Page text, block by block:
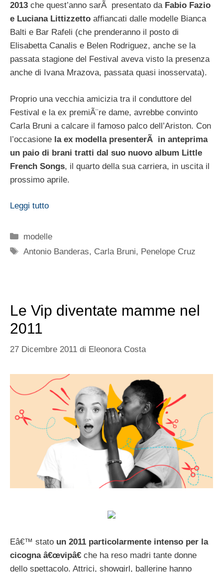
2013 che quest’anno sarÃ presentato da Fabio Fazio
e Luciana Littizzetto affiancati dalle modelle Bianca
Balti e Bar Rafeli (che prenderanno il posto di
Elisabetta Canalis e Belen Rodriguez, anche se la
passata stagione del Festival aveva visto la presenza
anche di Ivana Mrazova, passata quasi inosservata).
Proprio una vecchia amicizia tra il conduttore del
Festival e la ex premiÃ¨re dame, avrebbe convinto
Carla Bruni a calcare il famoso palco dell’Ariston. Con
l’occasione la ex modella presenterÃ in anteprima
un paio di brani tratti dal suo nuovo album Little
French Songs, il quarto della sua carriera, in uscita il
prossimo aprile.
Leggi tutto
Categorie
modelle
Tag
Antonio Banderas, Carla Bruni, Penelope Cruz
Le Vip diventate mamme nel
2011
27 Dicembre 2011 di Eleonora Costa
Eâ€™ stato un 2011 particolarmente intenso per la
cicogna â€œvipâ€ che ha reso madri tante donne
dello spettacolo. Attrici, showgirl, ballerine hanno